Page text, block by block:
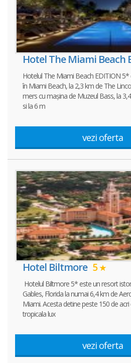
Hotel The Miami Beach
Hotelul The Miami Beach EDITION
în Miami Beach, la 2,3 km de The
mers cu mașina de Muzeul Bass, la
si la 6 m
vezi oferta
Hotel Biltmore 5
Hotelul Biltmore 5* este un resort
Gables, Florida la numai 6,4 km de
Miami. Acesta detine peste 150 de
tropicala lux
vezi oferta